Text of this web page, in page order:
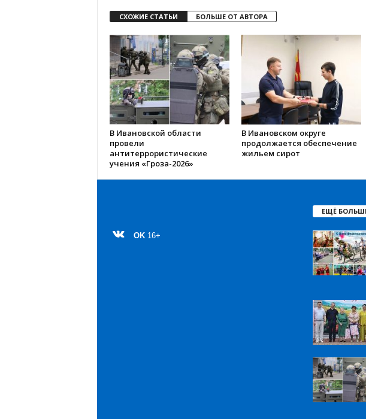
СХОЖИЕ СТАТЬИ БОЛЬШЕ ОТ АВТОРА
В Ивановской области
провели
антитеррористические
учения «Гроза-2026»
В Ивановском округе
продолжается обеспечение
жильем сирот
OK 16+
ЕЩЁ